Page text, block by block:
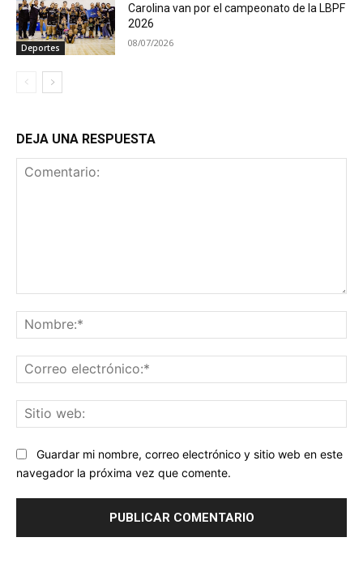
Deportes
Carolina van por el campeonato de la LBPF
2026
08/07/2026
DEJA UNA RESPUESTA
Guardar mi nombre, correo electrónico y sitio web en este
navegador la próxima vez que comente.